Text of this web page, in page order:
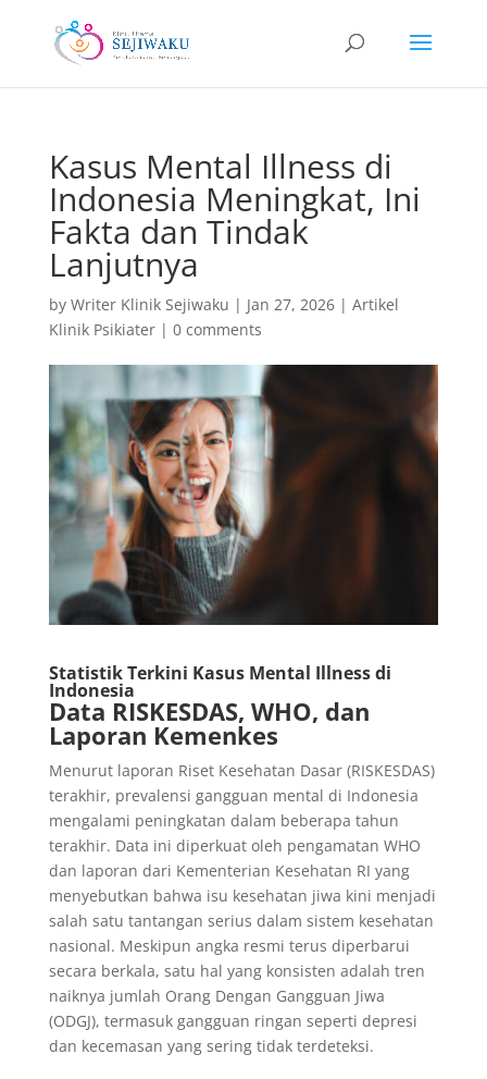
Kasus Mental Illness di
Indonesia Meningkat, Ini
Fakta dan Tindak
Lanjutnya
by Writer Klinik Sejiwaku | Jan 27, 2026| Artikel
Klinik Psikiater| 0 comments
Statistik Terkini Kasus Mental Illness di
Indonesia
Data RISKESDAS, WHO, dan
Laporan Kemenkes
Menurut laporan Riset Kesehatan Dasar (RISKESDAS)
terakhir, prevalensi gangguan mental di Indonesia
mengalami peningkatan dalam beberapa tahun
terakhir. Data ini diperkuat oleh pengamatan WHO
dan laporan dari Kementerian Kesehatan RI yang
menyebutkan bahwa isu kesehatan jiwa kini menjadi
salah satu tantangan serius dalam sistem kesehatan
nasional. Meskipun angka resmi terus diperbarui
secara berkala, satu hal yang konsisten adalah tren
naiknya jumlah Orang Dengan Gangguan Jiwa
(ODGJ), termasuk gangguan ringan seperti depresi
dan kecemasan yang sering tidak terdeteksi.